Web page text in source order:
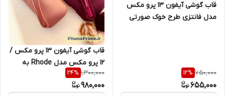
قاب گوشی آیفون 13 پرو مکس
مدل فانتزی طرح خوک صورتی
750,000
12%
655,000
قاب گوشی آیفون 13 پرو مکس /
12 پرو مکس مدل Rhode به
همراه لیپ گلس اصل
1,300,000
24%
980,000